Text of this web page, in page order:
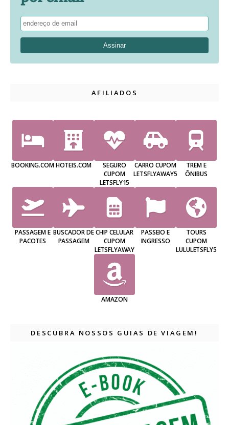
AFILIADOS
BOOKING.COMHOTEIS.COM
SEGURO
CUPOM
LETSFLY15
CARRO CUPOM
LETSFLYAWAY5
TREM E
ÔNIBUS
PASSAGEM E
PACOTES
BUSCADOR DE
PASSAGEM
CHIP CELULAR
CUPOM
LETSFLYAWAY
PASSEIO E
INGRESSO
TOURS
CUPOM
LULULETSFLY5
AMAZON
DESCUBRA NOSSOS GUIAS DE VIAGEM!